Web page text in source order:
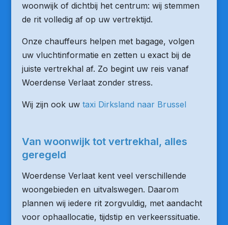
woonwijk of dichtbij het centrum: wij stemmen
de rit volledig af op uw vertrektijd.
Onze chauffeurs helpen met bagage, volgen
uw vluchtinformatie en zetten u exact bij de
juiste vertrekhal af. Zo begint uw reis vanaf
Woerdense Verlaat zonder stress.
Wij zijn ook uw taxi Dirksland naar Brussel
Van woonwijk tot vertrekhal, alles
geregeld
Woerdense Verlaat kent veel verschillende
woongebieden en uitvalswegen. Daarom
plannen wij iedere rit zorgvuldig, met aandacht
voor ophaallocatie, tijdstip en verkeerssituatie.